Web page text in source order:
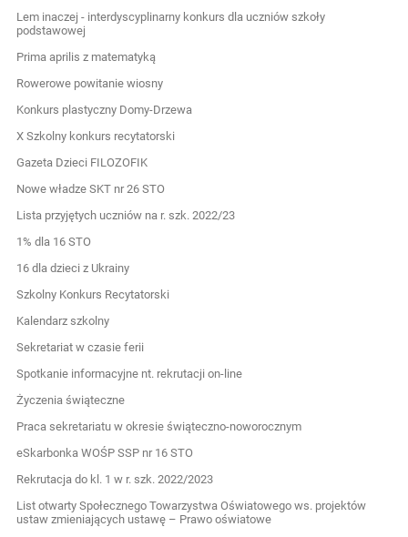
Lem inaczej - interdyscyplinarny konkurs dla uczniów szkoły
podstawowej
Prima aprilis z matematyką
Rowerowe powitanie wiosny
Konkurs plastyczny Domy-Drzewa
X Szkolny konkurs recytatorski
Gazeta Dzieci FILOZOFIK
Nowe władze SKT nr 26 STO
Lista przyjętych uczniów na r. szk. 2022/23
1% dla 16 STO
16 dla dzieci z Ukrainy
Szkolny Konkurs Recytatorski
Kalendarz szkolny
Sekretariat w czasie ferii
Spotkanie informacyjne nt. rekrutacji on-line
Życzenia świąteczne
Praca sekretariatu w okresie świąteczno-noworocznym
eSkarbonka WOŚP SSP nr 16 STO
Rekrutacja do kl. 1 w r. szk. 2022/2023
List otwarty Społecznego Towarzystwa Oświatowego ws. projektów
ustaw zmieniających ustawę – Prawo oświatowe